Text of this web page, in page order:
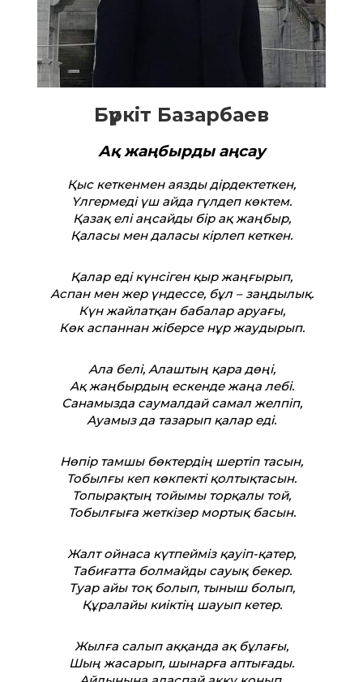
Бүркіт Базарбаев
Ақ жаңбырды аңсау
Қыс кеткенмен аязды дірдектеткен,
Үлгермеді үш айда гүлдеп көктем.
Қазақ елі аңсайды бір ақ жаңбыр,
Қаласы мен даласы кірлеп кеткен.
Қалар еді күнсіген қыр жаңғырып,
Аспан мен жер үндессе, бұл – заңдылық.
Күн жайлатқан бабалар аруағы,
Көк аспаннан жіберсе нұр жаудырып.
Ала белі, Алаштың қара дөңі,
Ақ жаңбырдың ескенде жаңа лебі.
Санамызда саумалдай самал желпіп,
Ауамыз да тазарып қалар еді.
Нөпір тамшы бөктердің шертіп тасын,
Тобылғы кеп көкпекті қолтықтасын.
Топырақтың тойымы торқалы той,
Тобылғыға жеткізер мортық басын.
Жалт ойнаса күтпейміз қауіп-қатер,
Табиғат­та болмайды сауық бекер.
Туар айы тоқ болып, тыныш болып,
Құралайы киіктің шауып кетер.
Жылға салып аққанда ақ бұлағы,
Шың жасарып, шынарға аптығады.